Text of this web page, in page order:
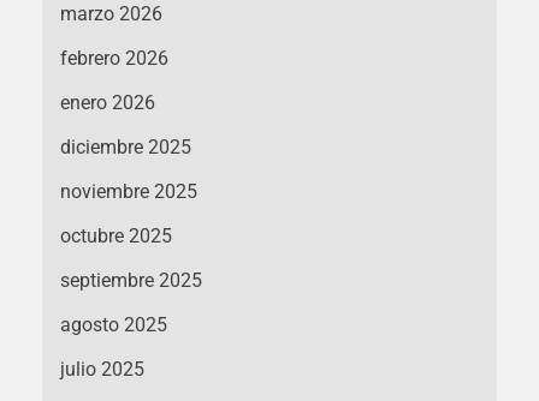
marzo 2026
febrero 2026
enero 2026
diciembre 2025
noviembre 2025
octubre 2025
septiembre 2025
agosto 2025
julio 2025